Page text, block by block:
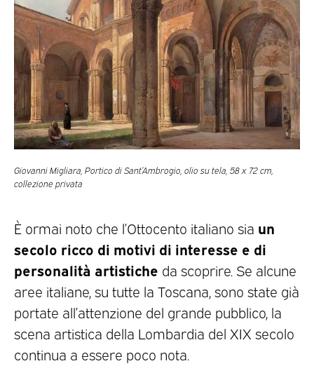
Giovanni Migliara, Portico di Sant’Ambrogio, olio su tela, 58 x 72 cm,
collezione privata
È ormai noto che l’Ottocento italiano sia un
secolo ricco di motivi di interesse e di
personalità artistiche da scoprire. Se alcune
aree italiane, su tutte la Toscana, sono state già
portate all’attenzione del grande pubblico, la
scena artistica della Lombardia del XIX secolo
continua a essere poco nota.